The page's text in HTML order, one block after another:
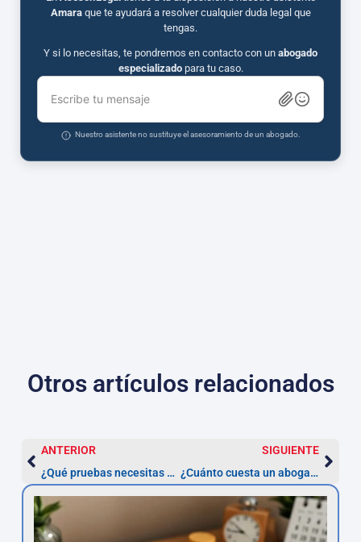
Amaraque te ayudará a resolver cualquier duda legal que
tengas.
Y si lo necesitas, te pondremos en contacto con un abogado
especializadopara tu caso.
Escribe tu mensaje
Nuestro asistente no sustituye el asesoramiento de un abogado.
Otros artículos relacionados
ANTERIOR
¿Qué pruebas necesitas para demostrar que tu préstamo es usurario?
SIGUIENTE
¿Cuánto cuesta un abogado para reclamar la nulidad de un préstamo?